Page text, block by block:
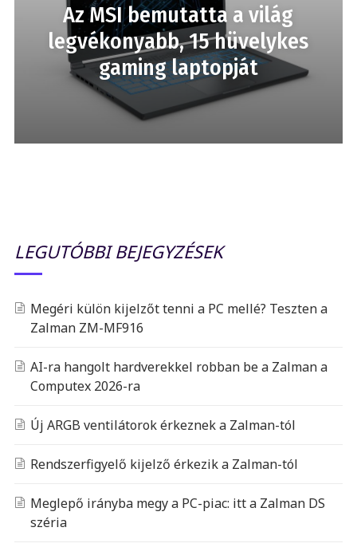
Az MSI bemutatta a világ
legvékonyabb, 15 hüvelykes
gaming laptopját
LEGUTÓBBI BEJEGYZÉSEK
Megéri külön kijelzőt tenni a PC mellé? Teszten a
Zalman ZM-MF916
AI-ra hangolt hardverekkel robban be a Zalman a
Computex 2026-ra
Új ARGB ventilátorok érkeznek a Zalman-tól
Rendszerfigyelő kijelző érkezik a Zalman-tól
Meglepő irányba megy a PC-piac: itt a Zalman DS
széria